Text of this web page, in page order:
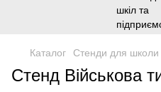
Каталог Стенди для школи
Стенд Військова